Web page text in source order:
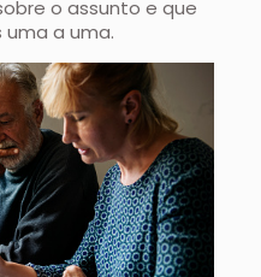
o assunto e que
a uma.